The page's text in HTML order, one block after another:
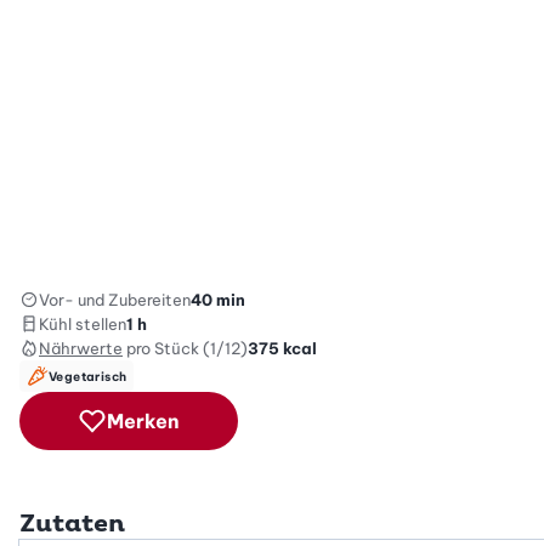
Vor- und Zubereiten40 min
Kühl stellen1 h
Nährwerte pro Stück (1/12)375 kcal
Vegetarisch
Merken
Zutaten